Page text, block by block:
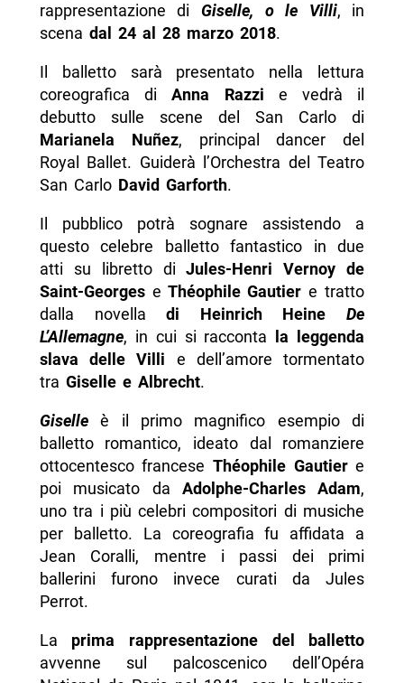
rappresentazione di Giselle, o le Villi, in
scena dal 24 al 28 marzo 2018.
Il balletto sarà presentato nella lettura
coreografica diAnna Razzi e vedrà il
debutto sulle scene del San Carlo di
Marianela Nuñez, principal dancer del
Royal Ballet. Guiderà l’Orchestra del Teatro
San Carlo David Garforth.
Il pubblico potrà sognare assistendo a
questo celebre balletto fantastico in due
atti su libretto diJules-Henri Vernoy de
Saint-Georges e Théophile Gautier e tratto
dalla novelladi Heinrich HeineDe
L’Allemagne, in cui si racconta
la leggenda
slava delle Villi e dell’amore tormentato
tra Giselle e Albrecht.
Giselleè il primo magnifico esempio di
balletto romantico, ideato dal romanziere
ottocentesco francese Théophile Gautiere
poi musicato da Adolphe-Charles Adam,
uno tra i più celebri compositori di musiche
per balletto. La coreografia fu affidata a
Jean Coralli, mentre i passi dei primi
ballerini furono invece curati da Jules
Perrot.
La prima rappresentazione del balletto
avvenne sul palcoscenico dell’Opéra